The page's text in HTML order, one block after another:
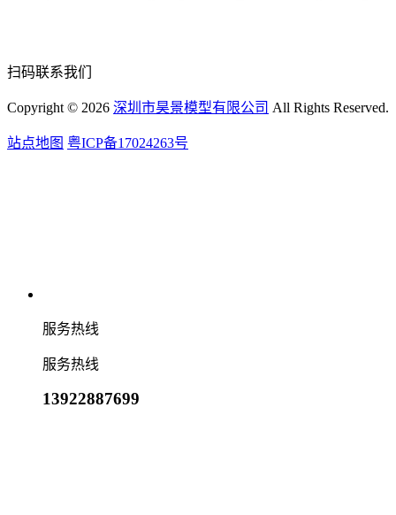
扫码联系我们
Copyright © 2026 深圳市昊景模型有限公司 All Rights Reserved.
站点地图 粤ICP备17024263号
服务热线
服务热线
13922887699